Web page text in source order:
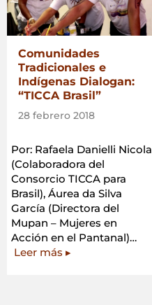
Comunidades
Tradicionales e
Indígenas Dialogan:
“TICCA Brasil”
28 febrero 2018
Por: Rafaela Danielli Nicola
(Colaboradora del
Consorcio TICCA para
Brasil), Áurea da Silva
García (Directora del
Mupan – Mujeres en
Acción en el Pantanal)…
Leer más «Comunidades
▸